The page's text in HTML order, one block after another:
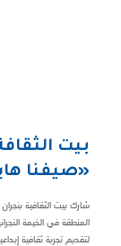
بيت
«صيفنا هايل 2025»
المنطقة في الخيمة
لتقديم تجربة ثقافية